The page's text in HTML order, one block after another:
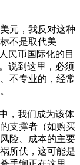
元，我反对这种
不是取代美
民币国际化的目
说到这里，必须
不专业的，经常
，我们成为该体
支撑者（如购买
险、成本的主要
所伏，这可能是